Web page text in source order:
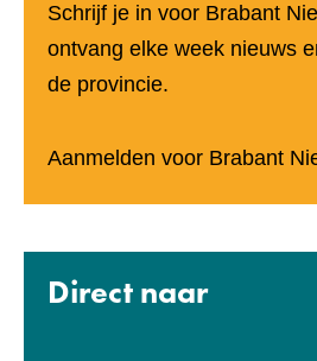
Schrijf je in voor Brabant
ontvang elke week nieuws
de provincie.
Aanmelden voor Brabant
Direct naar